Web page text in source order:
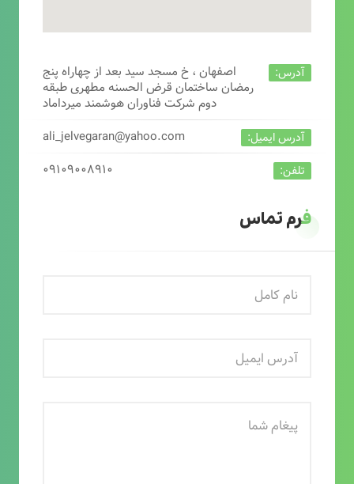
آدرس:
اصفهان ، خ مسجد سید بعد از چهاراه پنج
رمضان ساختمان قرض الحسنه مطهری طبقه
دوم شرکت فناوران هوشمند میرداماد
آدرس ایمیل: ali_jelvegaran@yahoo.com
تلفن: ۰۹۱۰۹۰۰۸۹۱۰
فرم تماس